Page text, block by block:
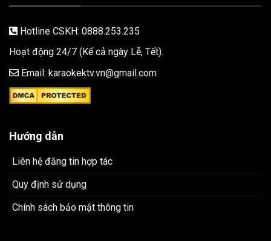
Hotline CSKH: 0888.253.235
Hoạt động 24/7 (Kể cả ngày Lễ, Tết).
Email: karaokektv.vn@gmail.com
Hướng dẫn
Liên hệ đăng tin hợp tác
Quy định sử dụng
Chính sách bảo mật thông tin